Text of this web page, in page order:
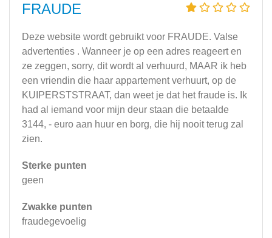
FRAUDE
Deze website wordt gebruikt voor FRAUDE. Valse
advertenties . Wanneer je op een adres reageert ​​en
ze zeggen, sorry, dit wordt al verhuurd, MAAR ik heb
een vriendin die haar appartement verhuurt, op de
KUIPERSTSTRAAT, dan weet je dat het fraude is. Ik
had al iemand voor mijn deur staan die betaalde
3144, - euro aan huur en borg, die hij nooit terug zal
zien.
Sterke punten
geen
Zwakke punten
fraudegevoelig